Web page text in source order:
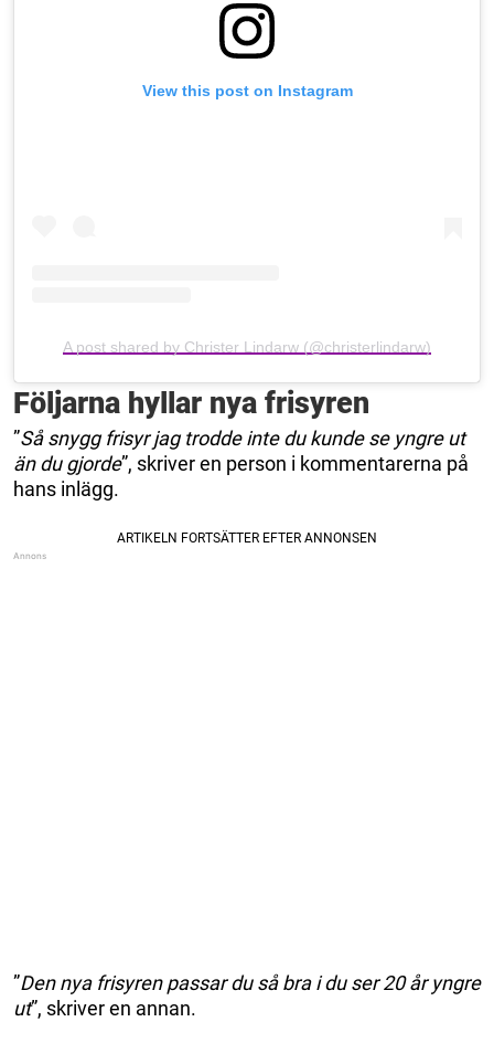
View this post on Instagram
A post shared by Christer Lindarw (@christerlindarw)
Följarna hyllar nya frisyren
”Så snygg frisyr jag trodde inte du kunde se yngre ut
än du gjorde”, skriver en person i kommentarerna på
hans inlägg.
”Den nya frisyren passar du så bra i du ser 20 år yngre
ut”, skriver en annan.